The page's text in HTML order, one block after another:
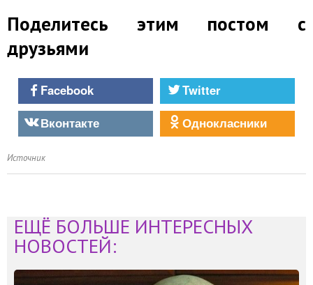
Поделитесь этим постом с
друзьями
Facebook
Twitter
Вконтакте
Однокласники
Источник
ЕЩЁ БОЛЬШЕ ИНТЕРЕСНЫХ
НОВОСТЕЙ: